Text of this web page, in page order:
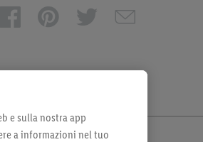
e sulla nostra app
a informazioni nel tuo